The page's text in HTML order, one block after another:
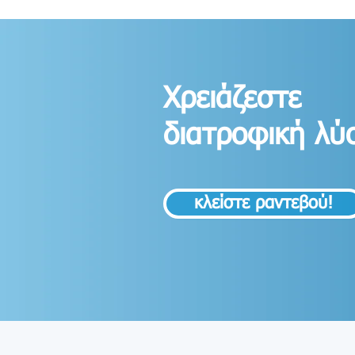
Χρειάζεστε
διατροφική
κλείστε ραντεβού!